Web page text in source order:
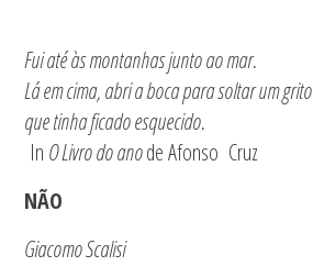
Fui até às montanhas junto ao mar.
Lá em cima, abri a boca para soltar um grito
que tinha ficado esquecido.
In O Livro do anode Afonso Cruz
NÃO
Giacomo Scalisi